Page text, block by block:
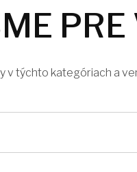
v týchto kategóriach a